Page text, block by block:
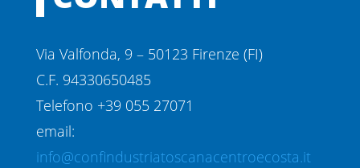
Via Valfonda, 9 – 50123 Firenze (FI)
C.F. 94330650485
Telefono +39 055 27071
email:
info@confindustriatoscanacentroecosta.it